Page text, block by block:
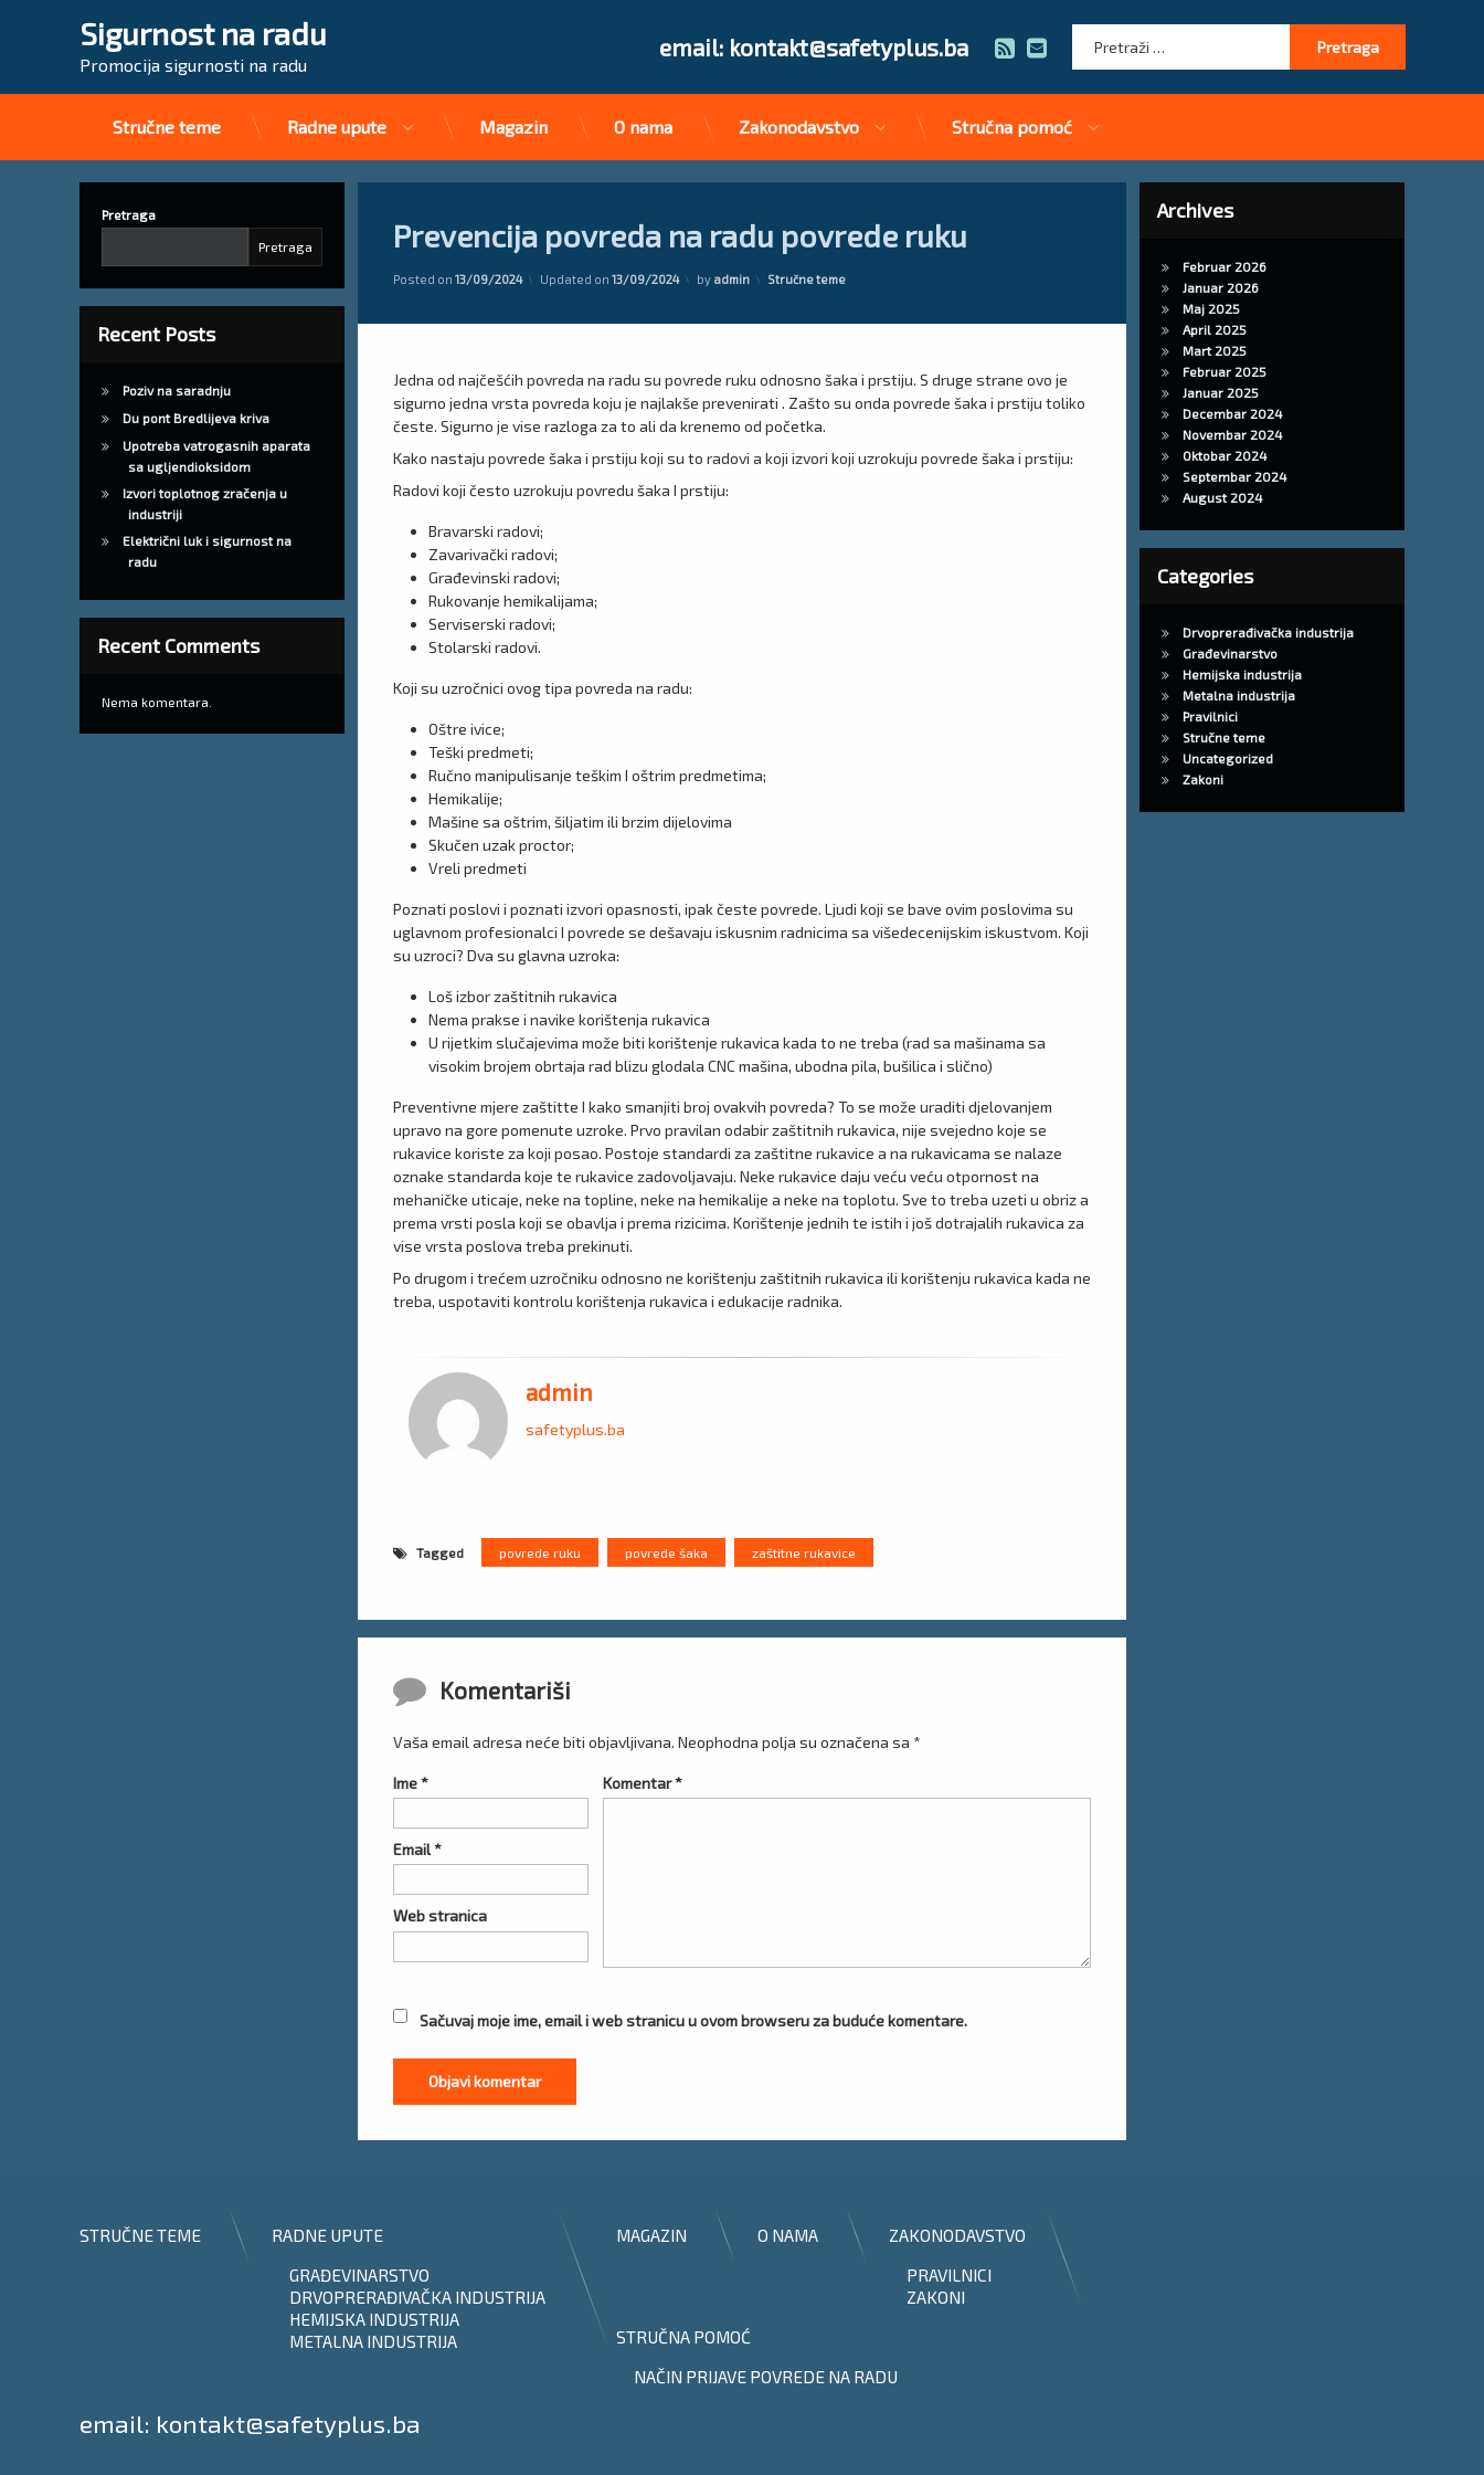
Preskoči
Sigurnost na radu
Promocija sigurnosti na radu
Tel:
email: kontakt@safetyplus.ba RSSE-mail
Pretraga:
Stručne teme Radne upute Magazin O nama Zakonodavstvo Stručna pomoć
Prevencija povreda na radu povrede ruku
Posted on 13/09/2024 Updated on 13/09/2024 by admin Kategorije:
Stručne teme
Jedna od najčešćih povreda na radu su povrede ruku odnosno šaka i prstiju. S druge strane ovo je
sigurno jedna vrsta povreda koju je najlakše prevenirati . Zašto su onda povrede šaka i prstiju toliko
česte. Sigurno je vise razloga za to ali da krenemo od početka.
Kako nastaju povrede šaka i prstiju koji su to radovi a koji izvori koji uzrokuju povrede šaka i prstiju:
Radovi koji često uzrokuju povredu šaka I prstiju:
Bravarski radovi;
Zavarivački radovi;
Građevinski radovi;
Rukovanje hemikalijama;
Serviserski radovi;
Stolarski radovi.
Koji su uzročnici ovog tipa povreda na radu:
Oštre ivice;
Teški predmeti;
Ručno manipulisanje teškim I oštrim predmetima;
Hemikalije;
Mašine sa oštrim, šiljatim ili brzim dijelovima
Skučen uzak proctor;
Vreli predmeti
Poznati poslovi i poznati izvori opasnosti, ipak česte povrede. Ljudi koji se bave ovim poslovima su
uglavnom profesionalci I povrede se dešavaju iskusnim radnicima sa višedecenijskim iskustvom. Koji
su uzroci? Dva su glavna uzroka:
Loš izbor zaštitnih rukavica
Nema prakse i navike korištenja rukavica
U rijetkim slučajevima može biti korištenje rukavica kada to ne treba (rad sa mašinama sa
visokim brojem obrtaja rad blizu glodala CNC mašina, ubodna pila, bušilica i slično)
Preventivne mjere zaštitte I kako smanjiti broj ovakvih povreda? To se može uraditi djelovanjem
upravo na gore pomenute uzroke. Prvo pravilan odabir zaštitnih rukavica, nije svejedno koje se
rukavice koriste za koji posao. Postoje standardi za zaštitne rukavice a na rukavicama se nalaze
oznake standarda koje te rukavice zadovoljavaju. Neke rukavice daju veću veću otpornost na
mehaničke uticaje, neke na topline, neke na hemikalije a neke na toplotu. Sve to treba uzeti u obriz a
prema vrsti posla koji se obavlja i prema rizicima. Korištenje jednih te istih i još dotrajalih rukavica za
vise vrsta poslova treba prekinuti.
Po drugom i trećem uzročniku odnosno ne korištenju zaštitnih rukavica ili korištenju rukavica kada ne
treba, uspotaviti kontrolu korištenja rukavica i edukacije radnika.
admin
safetyplus.ba
Tagged povrede ruku povrede šaka zaštitne rukavice
Komentari
Komentariši
Vaša email adresa neće biti objavljivana. Neophodna polja su označena sa *
Komentar*
Ime*
Email*
Web stranica
Sačuvaj moje ime, email i web stranicu u ovom browseru za buduće komentare.
Pretraga
Pretraga
Recent Posts
Poziv na saradnju
Du pont Bredlijeva kriva
Upotreba vatrogasnih aparata
sa ugljendioksidom
Izvori toplotnog zračenja u
industriji
Električni luk i sigurnost na
radu
Recent Comments
Nema komentara.
Archives
Februar 2026
Januar 2026
Maj 2025
April 2025
Mart 2025
Februar 2025
Januar 2025
Decembar 2024
Novembar 2024
Oktobar 2024
Septembar 2024
August 2024
Categories
Drvoprerađivačka industrija
Građevinarstvo
Hemijska industrija
Metalna industrija
Pravilnici
Stručne teme
Uncategorized
Zakoni
STRUČNE TEME
RADNE UPUTE
GRAĐEVINARSTVO
DRVOPRERAĐIVAČKA INDUSTRIJA
HEMIJSKA INDUSTRIJA
METALNA INDUSTRIJA
MAGAZIN O NAMA
ZAKONODAVSTVO
PRAVILNICI
ZAKONI
STRUČNA POMOĆ
NAČIN PRIJAVE POVREDE NA RADU
Tel:
email: kontakt@safetyplus.ba